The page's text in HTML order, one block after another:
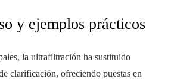
y ejemplos prácticos
la ultrafiltración ha sustituido
clarificación, ofreciendo puestas en